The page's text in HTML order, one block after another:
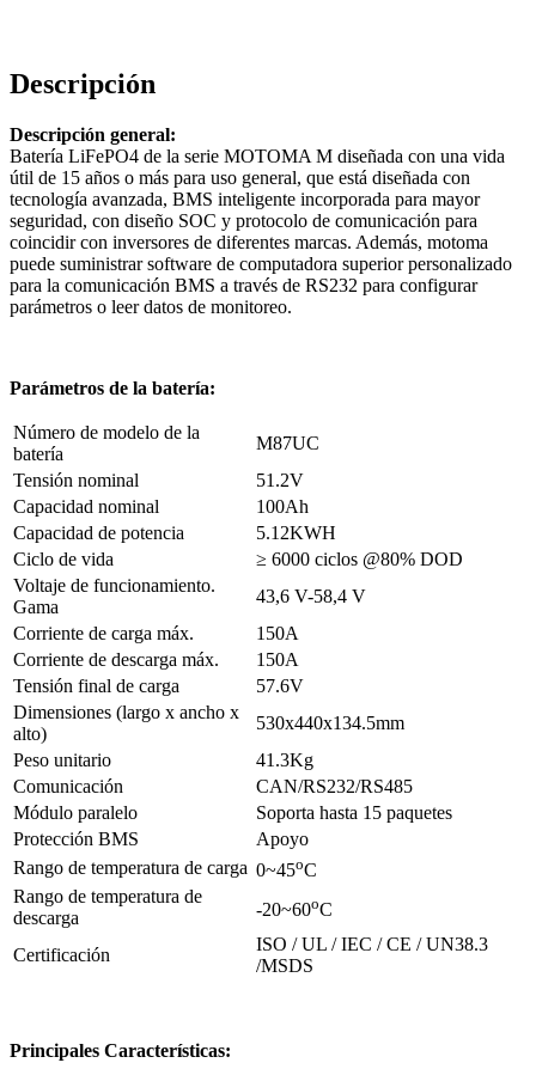
Descripción
Descripción general:
Batería LiFePO4 de la serie MOTOMA M diseñada con una vida
útil de 15 años o más para uso general, que está diseñada con
tecnología avanzada, BMS inteligente incorporada para mayor
seguridad, con diseño SOC y protocolo de comunicación para
coincidir con inversores de diferentes marcas. Además, motoma
puede suministrar software de computadora superior personalizado
para la comunicación BMS a través de RS232 para configurar
parámetros o leer datos de monitoreo.
Parámetros de la batería:
Número de modelo de la
batería
M87UC
Tensión nominal
51.2V
Capacidad nominal
100Ah
Capacidad de potencia
5.12KWH
Ciclo de vida
≥ 6000 ciclos @80% DOD
Voltaje de funcionamiento.
Gama
43,6 V-58,4 V
Corriente de carga máx.
150A
Corriente de descarga máx.
150A
Tensión final de carga
57.6V
Dimensiones (largo x ancho x
alto)
530x440x134.5mm
Peso unitario
41.3Kg
Comunicación
CAN/RS232/RS485
Módulo paralelo
Soporta hasta 15 paquetes
Protección BMS
Apoyo
Rango de temperatura de carga 0~45oC
Rango de temperatura de
descarga
-20~60oC
Certificación
ISO / UL / IEC / CE / UN38.3
/MSDS
Principales Características: